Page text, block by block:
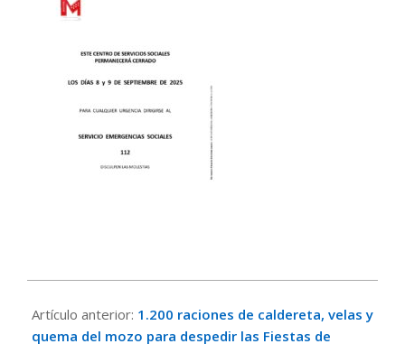
08-
29
Artículo anterior: 1.200 raciones de caldereta, velas y
quema del mozo para despedir las Fiestas de